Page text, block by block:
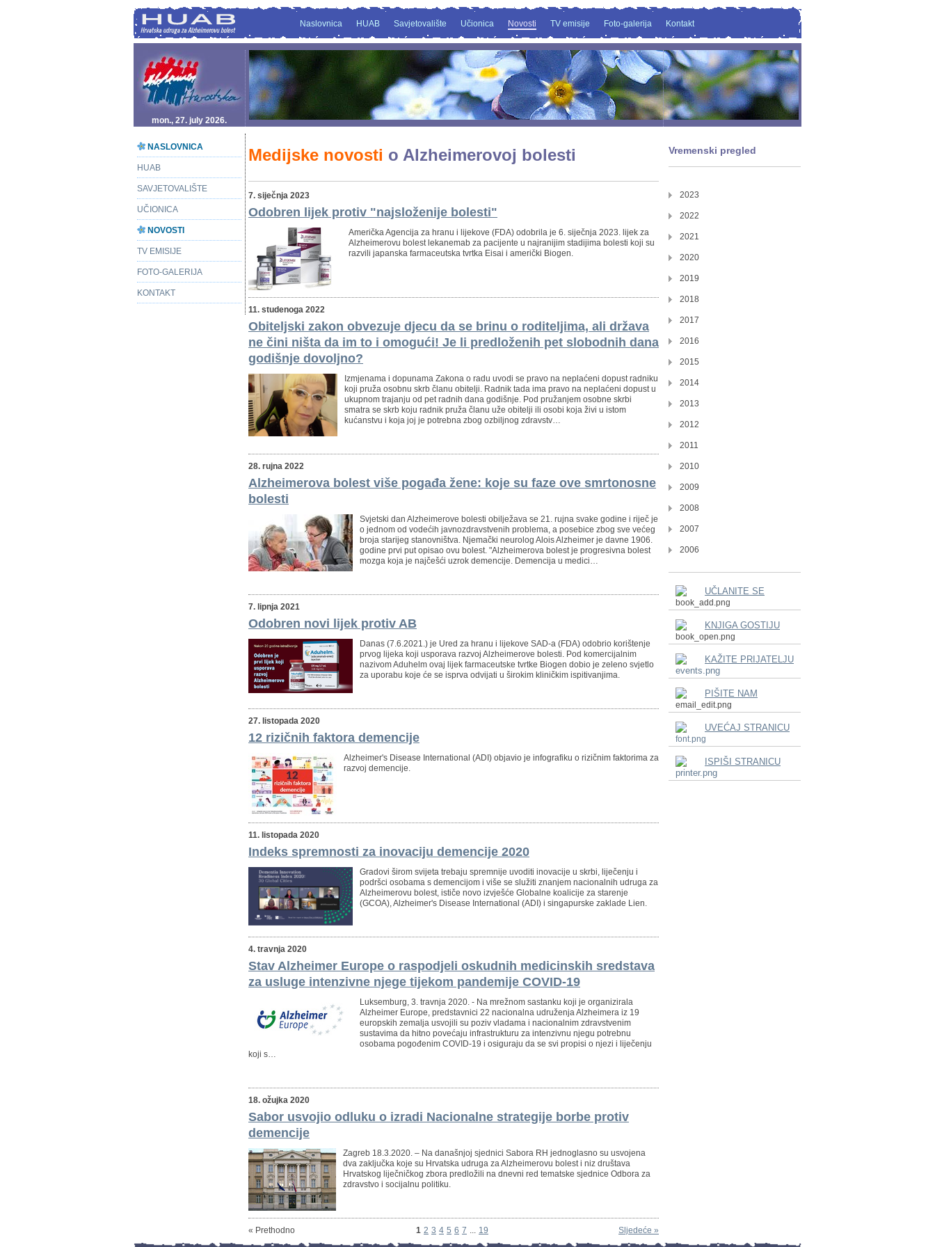
Naslovnica HUAB Savjetovalište Učionica Novosti TV emisije Foto-galerija Kontakt
mon., 27. july 2026.
NASLOVNICA
HUAB
SAVJETOVALIŠTE
UČIONICA
NOVOSTI
TV EMISIJE
FOTO-GALERIJA
KONTAKT
Medijske novosti o Alzheimerovoj bolesti
7. siječnja 2023
Odobren lijek protiv "najsloženije bolesti"
Američka Agencija za hranu i lijekove (FDA) odobrila je 6. siječnja 2023. lijek za
Alzheimerovu bolest lekanemab za pacijente u najranijim stadijima bolesti koji su
razvili japanska farmaceutska tvrtka Eisai i američki Biogen.
11. studenoga 2022
Obiteljski zakon obvezuje djecu da se brinu o roditeljima, ali država
ne čini ništa da im to i omogući! Je li predloženih pet slobodnih dana
godišnje dovoljno?
Izmjenama i dopunama Zakona o radu uvodi se pravo na neplaćeni dopust radniku
koji pruža osobnu skrb članu obitelji. Radnik tada ima pravo na neplaćeni dopust u
ukupnom trajanju od pet radnih dana godišnje. Pod pružanjem osobne skrbi
smatra se skrb koju radnik pruža članu uže obitelji ili osobi koja živi u istom
kućanstvu i koja joj je potrebna zbog ozbiljnog zdravstv…
28. rujna 2022
Alzheimerova bolest više pogađa žene: koje su faze ove smrtonosne
bolesti
Svjetski dan Alzheimerove bolesti obilježava se 21. rujna svake godine i riječ je
o jednom od vodećih javnozdravstvenih problema, a posebice zbog sve većeg
broja starijeg stanovništva. Njemački neurolog Alois Alzheimer je davne 1906.
godine prvi put opisao ovu bolest. "Alzheimerova bolest je progresivna bolest
mozga koja je najčešći uzrok demencije. Demencija u medici…
7. lipnja 2021
Odobren novi lijek protiv AB
Danas (7.6.2021.) je Ured za hranu i lijekove SAD-a (FDA) odobrio korištenje
prvog lijeka koji usporava razvoj Alzheimerove bolesti. Pod komercijalnim
nazivom Aduhelm ovaj lijek farmaceutske tvrtke Biogen dobio je zeleno svjetlo
za uporabu koje će se isprva odvijati u širokim kliničkim ispitivanjima.
27. listopada 2020
12 rizičnih faktora demencije
Alzheimer's Disease International (ADI) objavio je infografiku o rizičnim faktorima za
razvoj demencije.
11. listopada 2020
Indeks spremnosti za inovaciju demencije 2020
Gradovi širom svijeta trebaju spremnije uvoditi inovacije u skrbi, liječenju i
podršci osobama s demencijom i više se služiti znanjem nacionalnih udruga za
Alzheimerovu bolest, ističe novo izvješće Globalne koalicije za starenje
(GCOA), Alzheimer's Disease International (ADI) i singapurske zaklade Lien.
4. travnja 2020
Stav Alzheimer Europe o raspodjeli oskudnih medicinskih sredstava
za usluge intenzivne njege tijekom pandemije COVID-19
Luksemburg, 3. travnja 2020. - Na mrežnom sastanku koji je organizirala
Alzheimer Europe, predstavnici 22 nacionalna udruženja Alzheimera iz 19
europskih zemalja usvojili su poziv vladama i nacionalnim zdravstvenim
sustavima da hitno povećaju infrastrukturu za intenzivnu njegu potrebnu
osobama pogođenim COVID-19 i osiguraju da se svi propisi o njezi i liječenju
koji s…
18. ožujka 2020
Sabor usvojio odluku o izradi Nacionalne strategije borbe protiv
demencije
Zagreb 18.3.2020. – Na današnjoj sjednici Sabora RH jednoglasno su usvojena
dva zaključka koje su Hrvatska udruga za Alzheimerovu bolest i niz društava
Hrvatskog liječničkog zbora predložili na dnevni red tematske sjednice Odbora za
zdravstvo i socijalnu politiku.
« Prethodno 1 2 3 4 5 6 7 ... 19 Sljedeće »
Vremenski pregled
2023
2022
2021
2020
2019
2018
2017
2016
2015
2014
2013
2012
2011
2010
2009
2008
2007
2006
UČLANITE SE
KNJIGA GOSTIJU
KAŽITE PRIJATELJU
PIŠITE NAM
UVEĆAJ STRANICU
ISPIŠI STRANICU